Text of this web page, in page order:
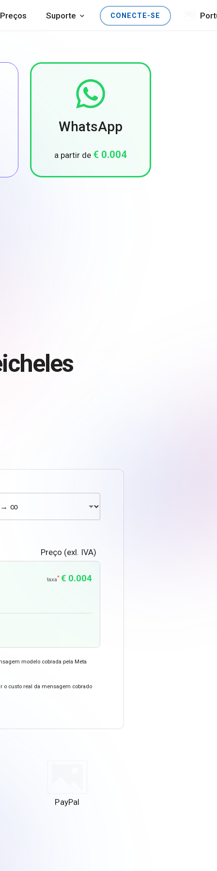
Preços Suporte CONECTE-SE
WhatsApp
a partir de € 0.004
Preço (exl. IVA)
taxa* € 0.004
modelo cobrada pela Meta
o custo real da mensagem cobrado
PayPal